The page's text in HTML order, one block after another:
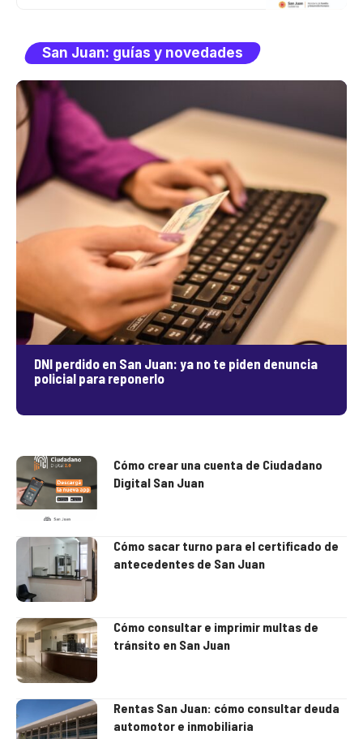
San Juan: guías y novedades
DNI perdido en San Juan: ya no te piden denuncia
policial para reponerlo
Cómo crear una cuenta de Ciudadano
Digital San Juan
Cómo sacar turno para el certificado de
antecedentes de San Juan
Cómo consultar e imprimir multas de
tránsito en San Juan
Rentas San Juan: cómo consultar deuda
automotor e inmobiliaria